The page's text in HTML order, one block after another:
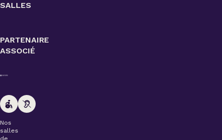
SALLES
PARTENAIRE
ASSOCIÉ
Nos
salles
de